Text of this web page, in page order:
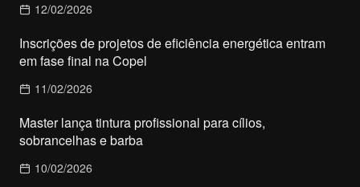
12/02/2026
Inscrições de projetos de eficiência energética entram
em fase final na Copel
11/02/2026
Master lança tintura profissional para cílios,
sobrancelhas e barba
10/02/2026